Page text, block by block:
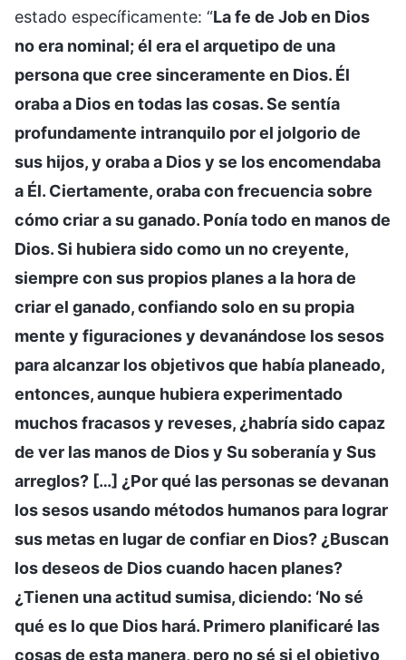
estado específicamente: “La fe de Job en Dios
no era nominal; él era el arquetipo de una
persona que cree sinceramente en Dios. Él
oraba a Dios en todas las cosas. Se sentía
profundamente intranquilo por el jolgorio de
sus hijos, y oraba a Dios y se los encomendaba
a Él. Ciertamente, oraba con frecuencia sobre
cómo criar a su ganado. Ponía todo en manos de
Dios. Si hubiera sido como un no creyente,
siempre con sus propios planes a la hora de
criar el ganado, confiando solo en su propia
mente y figuraciones y devanándose los sesos
para alcanzar los objetivos que había planeado,
entonces, aunque hubiera experimentado
muchos fracasos y reveses, ¿habría sido capaz
de ver las manos de Dios y Su soberanía y Sus
arreglos? […] ¿Por qué las personas se devanan
los sesos usando métodos humanos para lograr
sus metas en lugar de confiar en Dios? ¿Buscan
los deseos de Dios cuando hacen planes?
¿Tienen una actitud sumisa, diciendo: ‘No sé
qué es lo que Dios hará. Primero planificaré las
cosas de esta manera, pero no sé si el objetivo